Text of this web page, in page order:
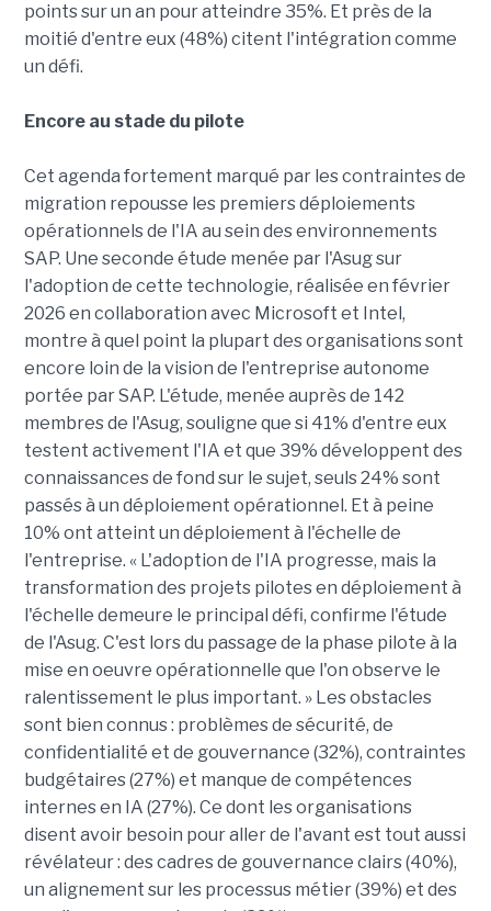
points sur un an pour atteindre 35%. Et près de la
moitié d'entre eux (48%) citent l'intégration comme
un défi.
Encore au stade du pilote
Cet agenda fortement marqué par les contraintes de
migration repousse les premiers déploiements
opérationnels de l'IA au sein des environnements
SAP. Une seconde étude menée par l'Asug sur
l'adoption de cette technologie, réalisée en février
2026 en collaboration avec Microsoft et Intel,
montre à quel point la plupart des organisations sont
encore loin de la vision de l'entreprise autonome
portée par SAP. L'étude, menée auprès de 142
membres de l'Asug, souligne que si 41% d'entre eux
testent activement l'IA et que 39% développent des
connaissances de fond sur le sujet, seuls 24% sont
passés à un déploiement opérationnel. Et à peine
10% ont atteint un déploiement à l'échelle de
l'entreprise. « L'adoption de l'IA progresse, mais la
transformation des projets pilotes en déploiement à
l'échelle demeure le principal défi, confirme l'étude
de l'Asug. C'est lors du passage de la phase pilote à la
mise en oeuvre opérationnelle que l'on observe le
ralentissement le plus important. » Les obstacles
sont bien connus : problèmes de sécurité, de
confidentialité et de gouvernance (32%), contraintes
budgétaires (27%) et manque de compétences
internes en IA (27%). Ce dont les organisations
disent avoir besoin pour aller de l'avant est tout aussi
révélateur : des cadres de gouvernance clairs (40%),
un alignement sur les processus métier (39%) et des